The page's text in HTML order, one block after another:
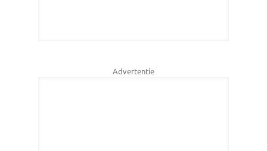
Advertentie